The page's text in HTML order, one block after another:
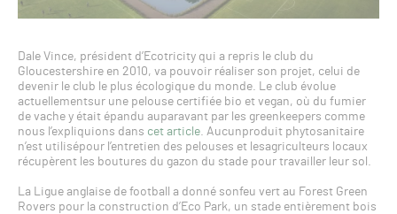
Dale Vince, président d’Ecotricity qui a repris le club du
Gloucestershire en 2010, va pouvoir réaliser son projet, celui de
devenir le club le plus écologique du monde. Le club évolue
actuellementsur une pelouse certifiée bio et vegan, où du fumier
de vache y était épandu auparavant par les greenkeepers comme
nous l’expliquions dans cet article. Aucunproduit phytosanitaire
n’est utilisépour l’entretien des pelouses et lesagriculteurs locaux
récupèrent les boutures du gazon du stade pour travailler leur sol.
La Ligue anglaise de football a donné sonfeu vert au Forest Green
Rovers pour la construction d’Eco Park, un stade entièrement bois